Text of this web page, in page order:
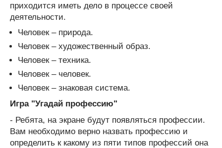
приходится иметь дело в процессе своей
деятельности.
Человек – природа.
Человек – художественный образ.
Человек – техника.
Человек – человек.
Человек – знаковая система.
Игра "Угадай профессию"
- Ребята, на экране будут появляться профессии.
Вам необходимо верно назвать профессию и
определить к какому из пяти типов профессий она